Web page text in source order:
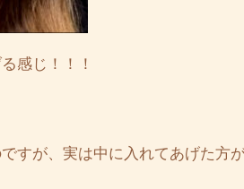
感じ！！！
すが、実は中に入れてあげた方